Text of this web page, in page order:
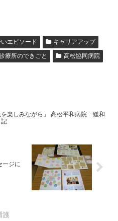
エピソード
キャリアアップ
療所のできごと
高松協同病院
を楽しみながら」 高松平和病院 緩和
記
ージに
護